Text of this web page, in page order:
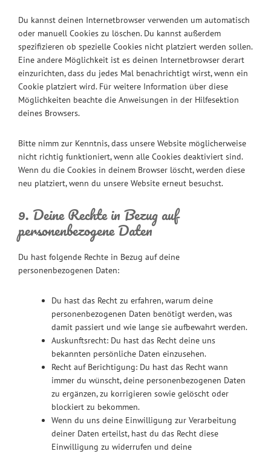
Du kannst deinen Internetbrowser verwenden um automatisch
oder manuell Cookies zu löschen. Du kannst außerdem
spezifizieren ob spezielle Cookies nicht platziert werden sollen.
Eine andere Möglichkeit ist es deinen Internetbrowser derart
einzurichten, dass du jedes Mal benachrichtigt wirst, wenn ein
Cookie platziert wird. Für weitere Information über diese
Möglichkeiten beachte die Anweisungen in der Hilfesektion
deines Browsers.
Bitte nimm zur Kenntnis, dass unsere Website möglicherweise
nicht richtig funktioniert, wenn alle Cookies deaktiviert sind.
Wenn du die Cookies in deinem Browser löscht, werden diese
neu platziert, wenn du unsere Website erneut besuchst.
9. Deine Rechte in Bezug auf
personenbezogene Daten
Du hast folgende Rechte in Bezug auf deine
personenbezogenen Daten:
Du hast das Recht zu erfahren, warum deine
personenbezogenen Daten benötigt werden, was
damit passiert und wie lange sie aufbewahrt werden.
Auskunftsrecht: Du hast das Recht deine uns
bekannten persönliche Daten einzusehen.
Recht auf Berichtigung: Du hast das Recht wann
immer du wünscht, deine personenbezogenen Daten
zu ergänzen, zu korrigieren sowie gelöscht oder
blockiert zu bekommen.
Wenn du uns deine Einwilligung zur Verarbeitung
deiner Daten erteilst, hast du das Recht diese
Einwilligung zu widerrufen und deine